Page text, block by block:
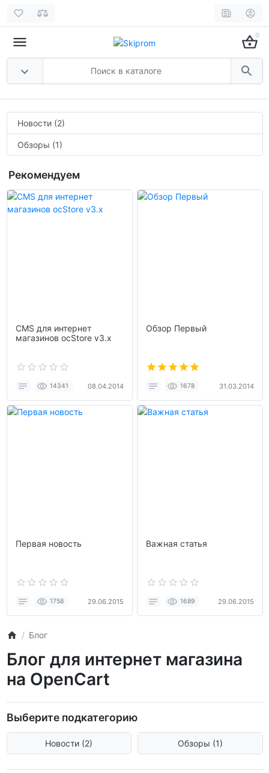
0
Новости (2)
Обзоры (1)
Рекомендуем
CMS для интернет
магазинов ocStore v3.x
14341 08.04.2014
Обзор Первый
1678 31.03.2014
Первая новость
1758 29.06.2015
Важная статья
1689 29.06.2015
Блог
Блог для интернет магазина
на OpenCart
Выберите подкатегорию
Новости (2) Обзоры (1)